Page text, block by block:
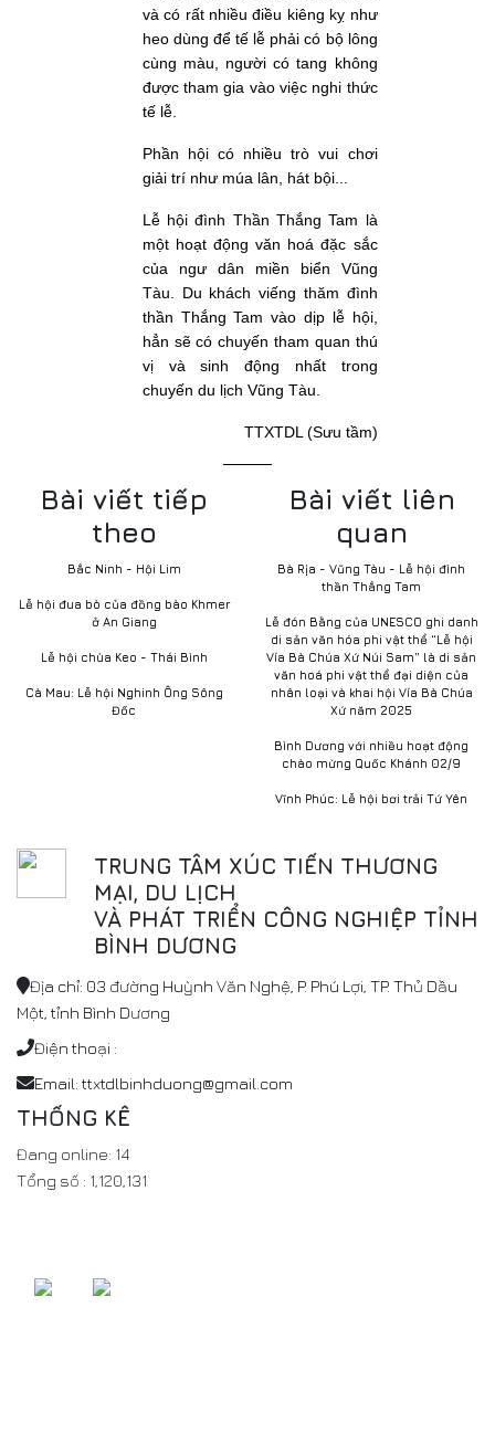
và có rất nhiều điều kiêng kỵ như
heo dùng để tế lễ phải có bộ lông
cùng màu, người có tang không
được tham gia vào việc nghi thức
tế lễ.
Phần hội có nhiều trò vui chơi
giải trí như múa lân, hát bội...
Lễ hội đình Thần Thắng Tam là
một hoạt động văn hoá đặc sắc
của ngư dân miền biển Vũng
Tàu. Du khách viếng thăm đình
thần Thắng Tam vào dịp lễ hội,
hẳn sẽ có chuyến tham quan thú
vị và sinh động nhất trong
chuyến du lịch Vũng Tàu.
TTXTDL (Sưu tầm)
Bài viết tiếp
theo
Bắc Ninh - Hội Lim
Lễ hội đua bò của đồng bào Khmer
ở An Giang
Lễ hội chùa Keo - Thái Bình
Cà Mau: Lễ hội Nghinh Ông Sông
Đốc
Bài viết liên
quan
Bà Rịa - Vũng Tàu - Lễ hội đình
thần Thắng Tam
Lễ đón Bằng của UNESCO ghi danh
di sản văn hóa phi vật thể “Lễ hội
Vía Bà Chúa Xứ Núi Sam” là di sản
văn hoá phi vật thể đại diện của
nhân loại và khai hội Vía Bà Chúa
Xứ năm 2025
Bình Dương với nhiều hoạt động
chào mừng Quốc Khánh 02/9
Vĩnh Phúc: Lễ hội bơi trải Tứ Yên
TRUNG TÂM XÚC TIẾN THƯƠNG
MẠI, DU LỊCH
VÀ PHÁT TRIỂN CÔNG NGHIỆP TỈNH
BÌNH DƯƠNG
Địa chỉ: 03 đường Huỳnh Văn Nghệ, P. Phú Lợi, TP. Thủ Dầu
Một, tỉnh Bình Dương
Điện thoại :
Email: ttxtdlbinhduong@gmail.com
THỐNG KÊ
Đang online: 14
Tổng số : 1,120,131